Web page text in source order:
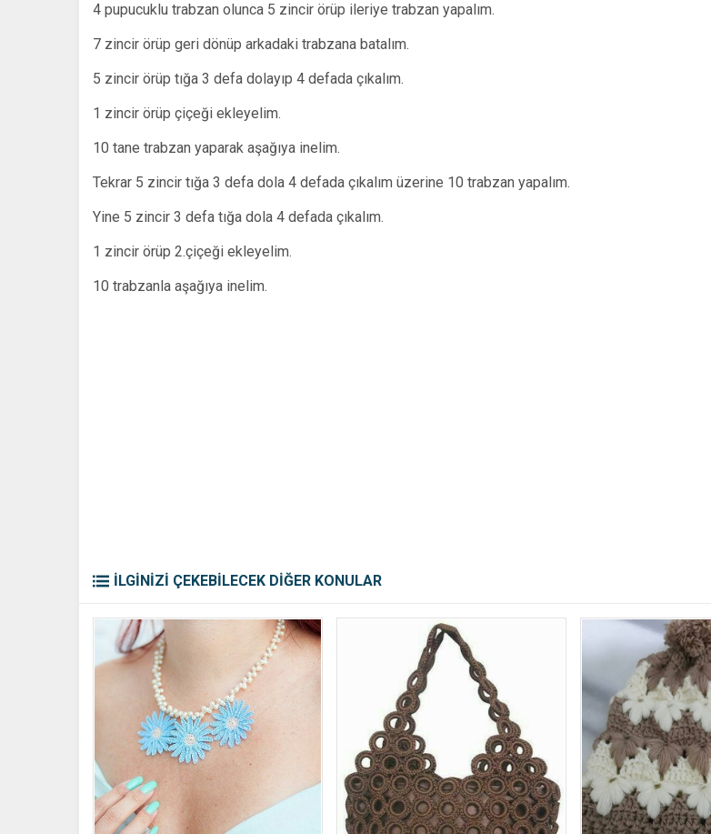
4 pupucuklu trabzan olunca 5 zincir örüp ileriye trabzan yapalım.
7 zincir örüp geri dönüp arkadaki trabzana batalım.
5 zincir örüp tığa 3 defa dolayıp 4 defada çıkalım.
1 zincir örüp çiçeği ekleyelim.
10 tane trabzan yaparak aşağıya inelim.
Tekrar 5 zincir tığa 3 defa dola 4 defada çıkalım üzerine 10 trabzan yapalım.
Yine 5 zincir 3 defa tığa dola 4 defada çıkalım.
1 zincir örüp 2.çiçeği ekleyelim.
10 trabzanla aşağıya inelim.
İLGİNİZİ ÇEKEBİLECEK DİĞER KONULAR